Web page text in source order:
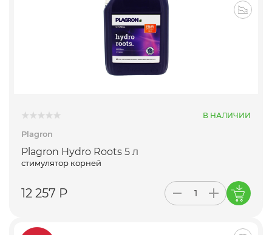
В НАЛИЧИИ
Plagron
Plagron Hydro Roots 5 л
стимулятор корней
12 257 Р